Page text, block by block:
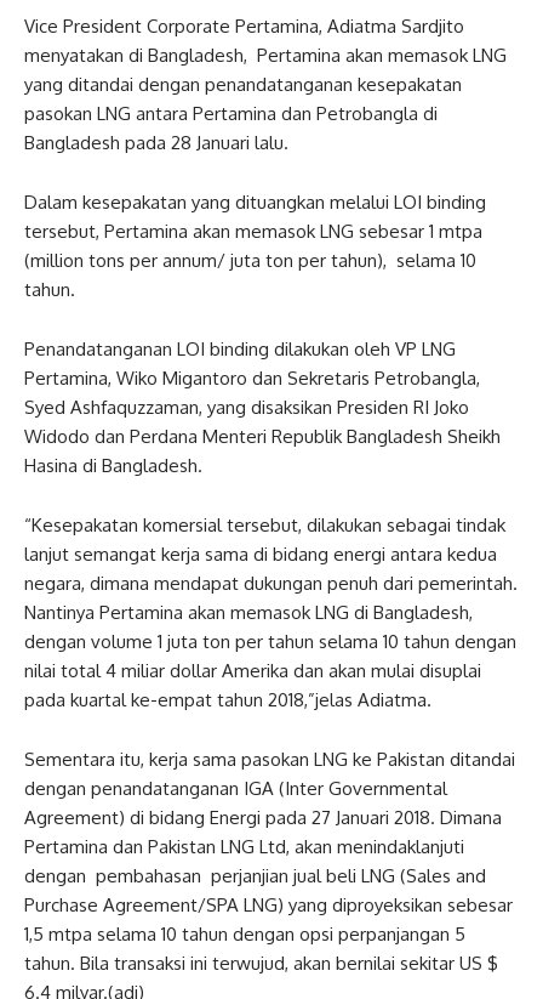
Vice President Corporate Pertamina, Adiatma Sardjito
menyatakan di Bangladesh, Pertamina akan memasok LNG
yang ditandai dengan penandatanganan kesepakatan
pasokan LNG antara Pertamina dan Petrobangla di
Bangladesh pada 28 Januari lalu.
Dalam kesepakatan yang dituangkan melalui LOI binding
tersebut, Pertamina akan memasok LNG sebesar 1 mtpa
(million tons per annum/ juta ton per tahun), selama 10
tahun.
Penandatanganan LOI binding dilakukan oleh VP LNG
Pertamina, Wiko Migantoro dan Sekretaris Petrobangla,
Syed Ashfaquzzaman, yang disaksikan Presiden RI Joko
Widodo dan Perdana Menteri Republik Bangladesh Sheikh
Hasina di Bangladesh.
“Kesepakatan komersial tersebut, dilakukan sebagai tindak
lanjut semangat kerja sama di bidang energi antara kedua
negara, dimana mendapat dukungan penuh dari pemerintah.
Nantinya Pertamina akan memasok LNG di Bangladesh,
dengan volume 1 juta ton per tahun selama 10 tahun dengan
nilai total 4 miliar dollar Amerika dan akan mulai disuplai
pada kuartal ke-empat tahun 2018,”jelas Adiatma.
Sementara itu, kerja sama pasokan LNG ke Pakistan ditandai
dengan penandatanganan IGA (Inter Governmental
Agreement) di bidang Energi pada 27 Januari 2018. Dimana
Pertamina dan Pakistan LNG Ltd, akan menindaklanjuti
dengan pembahasan perjanjian jual beli LNG (Sales and
Purchase Agreement/SPA LNG) yang diproyeksikan sebesar
1,5 mtpa selama 10 tahun dengan opsi perpanjangan 5
tahun. Bila transaksi ini terwujud, akan bernilai sekitar US $
6.4 milyar.(adi)